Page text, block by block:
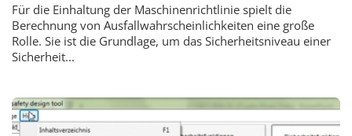
Für die Einhaltung der Maschinenrichtlinie spielt die
Berechnung von Ausfallwahrscheinlichkeiten eine große
Rolle. Sie ist die Grundlage, um das Sicherheitsniveau einer
Sicherheit...